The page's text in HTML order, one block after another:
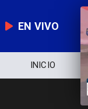
EN VIVO
INICIO